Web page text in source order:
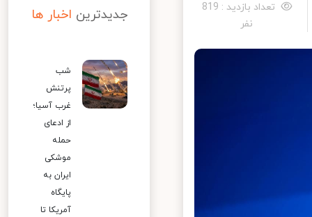
تعداد بازدید : 819
نفر
جدیدترین اخبار ها
شب
پرتنش
غرب آسیا؛
از ادعای
حمله
موشکی
ایران به
پایگاه
آمریکا تا